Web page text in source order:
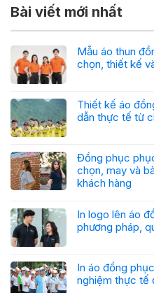
Bài viết mới nhất
Mẫu áo thun
chọn, thiết kế
Thiết kế áo
dẫn thực tế từ
Đồng phục
chọn, may và
khách hàng
In logo lên áo
phương pháp,
In áo đồng
nghiệm thực tế